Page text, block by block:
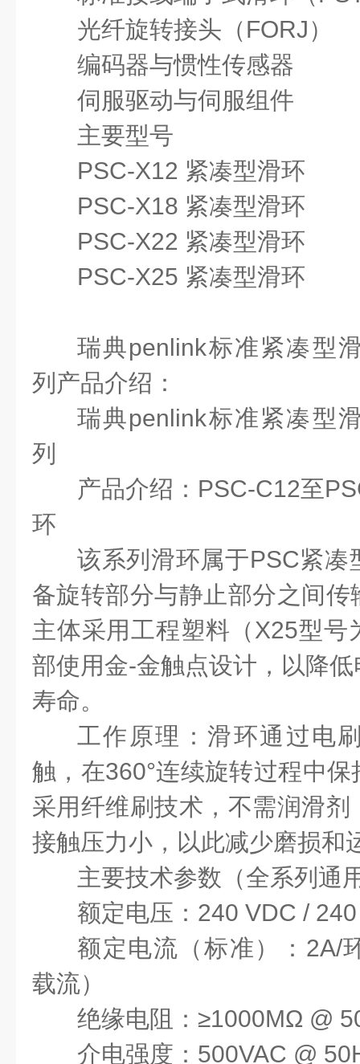
光纤旋转接头（FORJ）
编码器与惯性传感器
伺服驱动与伺服组件
主要型号
PSC-X12 紧凑型滑环
PSC-X18 紧凑型滑环
PSC-X22 紧凑型滑环
PSC-X25 紧凑型滑环
瑞典penlink标准紧凑型
列产品介绍：
瑞典penlink标准紧凑型
列
产品介绍： PSC-C12至
环
该系列滑环属于PSC紧凑
备旋转部分与静止部分之间
主体采用工程塑料（X25型号
部使用金-金触点设计，以降
寿命。
工作原理：滑环通过电
触，在360°连续旋转过程中
采用纤维刷技术，不需润滑
接触压力小，以此减少磨损和
主要技术参数（全系列通
额定电压： 240 VDC /
额定电流（标准）： 2A/
载流）
绝缘电阻： ≥1000MΩ @
介电强度： 500VAC @